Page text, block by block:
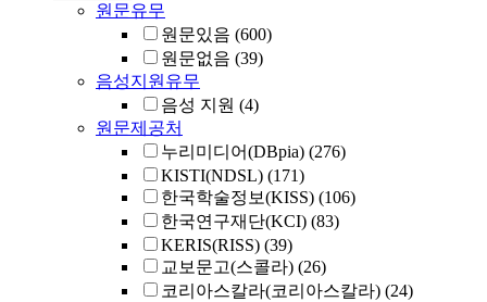
원문유무
원문있음 (600)
원문없음 (39)
음성지원유무
음성 지원 (4)
원문제공처
누리미디어(DBpia) (276)
KISTI(NDSL) (171)
한국학술정보(KISS) (106)
한국연구재단(KCI) (83)
KERIS(RISS) (39)
교보문고(스콜라) (26)
코리아스칼라(코리아스칼라) (24)